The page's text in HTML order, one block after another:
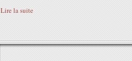
Lire la suite